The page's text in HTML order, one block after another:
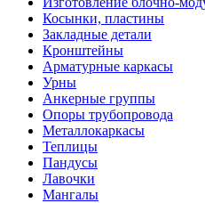
Косынки, пластины
Закладные детали
Кронштейны
Арматурные каркасы
Урны
Анкерные группы
Опоры трубопровода
Металлокаркасы
Теплицы
Пандусы
Лавочки
Мангалы